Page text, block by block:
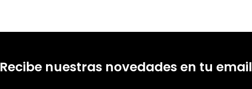
Recibe nuestras novedades en tu email